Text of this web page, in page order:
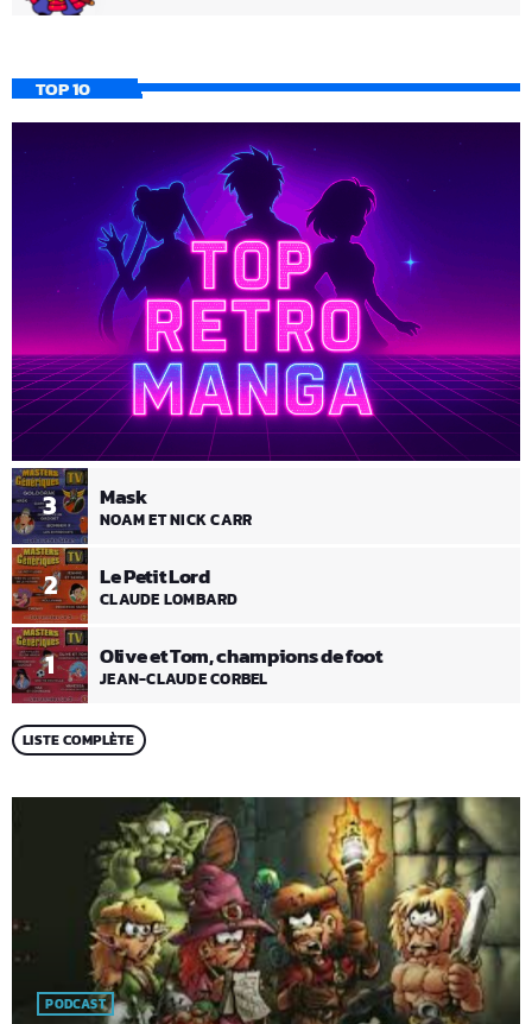
TOP 10
1 Olive et Tom, champions de foot
JEAN-CLAUDE CORBEL
2 Le Petit Lord
CLAUDE LOMBARD
3 Mask
NOAM ET NICK CARR
LISTE COMPLÈTE
PODCAST